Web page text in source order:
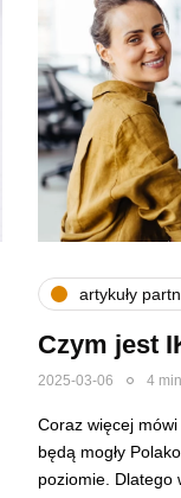
artykuły
Czym jest
2025-03-06 4
Coraz więcej
będą mogły
poziomie.